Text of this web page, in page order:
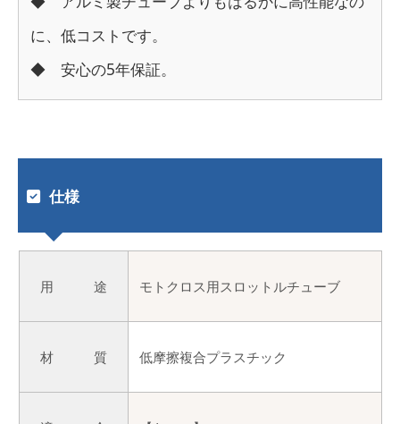
に、低コストです。
◆ 安心の5年保証。
仕様
用 途 モトクロス用スロットルチューブ
材 質 低摩擦複合プラスチック